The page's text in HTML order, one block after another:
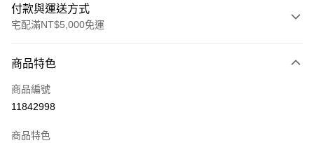
付款與運送方式
宅配滿NT$5,000免運
信用卡一次付款
LINE Pay
商品特色
商品編號
11842998
商品特色